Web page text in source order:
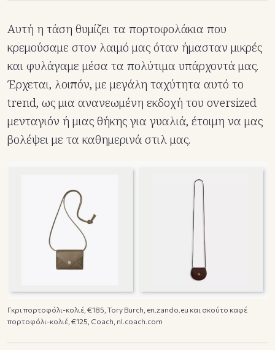
Αυτή η τάση θυμίζει τα πορτοφολάκια που
κρεμούσαμε στον λαιμό μας όταν ήμασταν μικρές
και φυλάγαμε μέσα τα πολύτιμα υπάρχοντά μας.
Έρχεται, λοιπόν, με μεγάλη ταχύτητα αυτό το
trend, ως μια ανανεωμένη εκδοχή του oversized
μενταγιόν ή μιας θήκης για γυαλιά, έτοιμη να μας
βολέψει με τα καθημερινά στιλ μας.
Γκρι πορτοφόλι-κολιέ, €185, Tory Burch, en.zando.eu και σκούτο καφέ
πορτοφόλι-κολιέ, €125, Coach, nl.coach.com